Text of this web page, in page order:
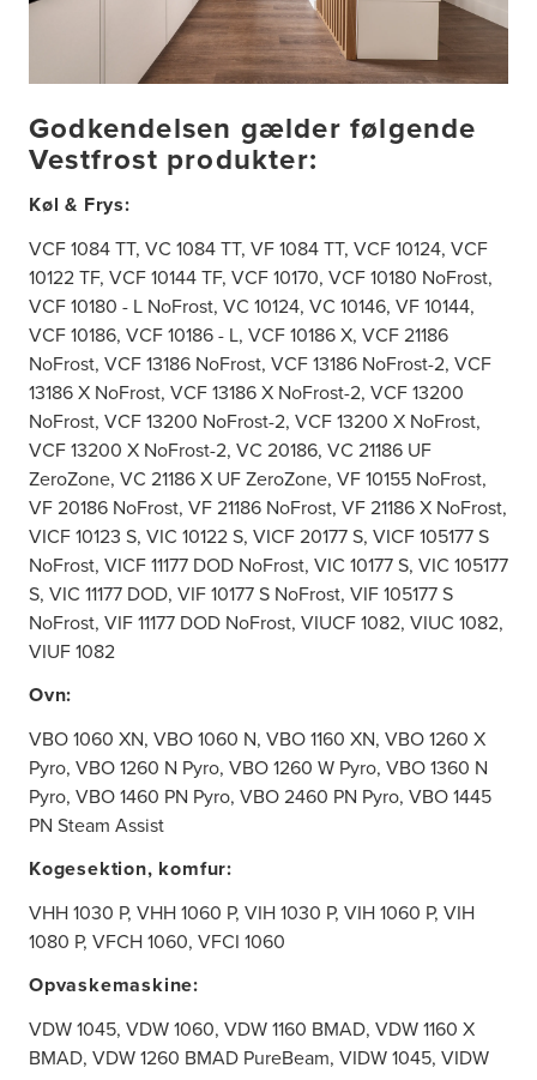
Godkendelsen gælder følgende
Vestfrost produkter:
Køl & Frys:
VCF 1084 TT, VC 1084 TT, VF 1084 TT, VCF 10124, VCF
10122 TF, VCF 10144 TF, VCF 10170, VCF 10180 NoFrost,
VCF 10180 - L NoFrost, VC 10124, VC 10146, VF 10144,
VCF 10186, VCF 10186 - L, VCF 10186 X, VCF 21186
NoFrost, VCF 13186 NoFrost, VCF 13186 NoFrost-2, VCF
13186 X NoFrost, VCF 13186 X NoFrost-2, VCF 13200
NoFrost, VCF 13200 NoFrost-2, VCF 13200 X NoFrost,
VCF 13200 X NoFrost-2, VC 20186, VC 21186 UF
ZeroZone, VC 21186 X UF ZeroZone, VF 10155 NoFrost,
VF 20186 NoFrost, VF 21186 NoFrost, VF 21186 X NoFrost,
VICF 10123 S, VIC 10122 S, VICF 20177 S, VICF 105177 S
NoFrost, VICF 11177 DOD NoFrost, VIC 10177 S, VIC 105177
S, VIC 11177 DOD, VIF 10177 S NoFrost, VIF 105177 S
NoFrost, VIF 11177 DOD NoFrost, VIUCF 1082, VIUC 1082,
VIUF 1082
Ovn:
VBO 1060 XN, VBO 1060 N, VBO 1160 XN, VBO 1260 X
Pyro, VBO 1260 N Pyro, VBO 1260 W Pyro, VBO 1360 N
Pyro, VBO 1460 PN Pyro, VBO 2460 PN Pyro, VBO 1445
PN Steam Assist
Kogesektion, komfur:
VHH 1030 P, VHH 1060 P, VIH 1030 P, VIH 1060 P, VIH
1080 P, VFCH 1060, VFCI 1060
Opvaskemaskine:
VDW 1045, VDW 1060, VDW 1160 BMAD, VDW 1160 X
BMAD, VDW 1260 BMAD PureBeam, VIDW 1045, VIDW